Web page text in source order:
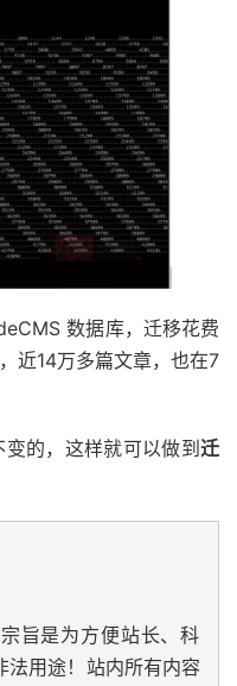
数据库，迁移花费
近14万多篇文章，也在7
的，这样就可以做到 迁
宗旨是为方便站长、科
法用途！站内所有内容